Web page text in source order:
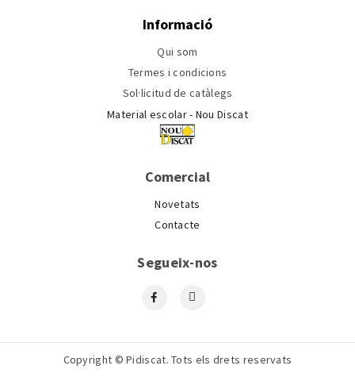
Informació
Qui som
Termes i condicions
Sol·licitud de catàlegs
Material escolar - Nou Discat
Comercial
Novetats
Contacte
Segueix-nos
Copyright © Pidiscat. Tots els drets reservats